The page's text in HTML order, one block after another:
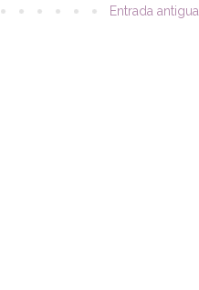
Entrada antigua